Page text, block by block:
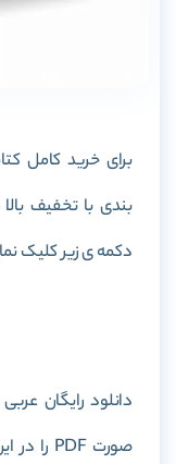
برای خرید کامل
بندی با تخفیف
دکمه ی زیر کلیک
دانلود رایگان
صورت PDF را در این پست برای شما آماده کرده ایم. با